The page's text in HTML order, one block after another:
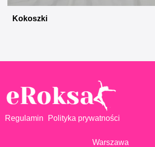
Kokoszki
Regulamin Polityka prywatności
Warszawa